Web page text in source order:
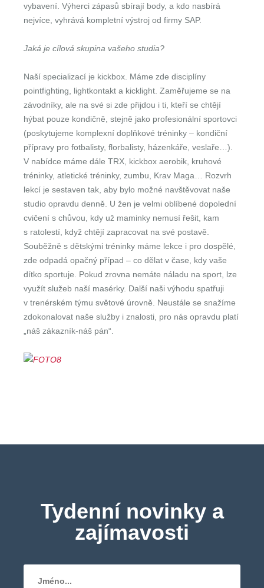
vybavení. Výherci zápasů sbírají body, a kdo nasbírá
nejvíce, vyhrává kompletní výstroj od firmy SAP.
Jaká je cílová skupina vašeho studia?
Naší specializací je kickbox. Máme zde disciplíny
pointfighting, lightkontakt a kicklight. Zaměřujeme se na
závodníky, ale na své si zde přijdou i ti, kteří se chtějí
hýbat pouze kondičně, stejně jako profesionální sportovci
(poskytujeme komplexní doplňkové tréninky – kondiční
přípravy pro fotbalisty, florbalisty, házenkáře, veslaře…).
V nabídce máme dále TRX, kickbox aerobik, kruhové
tréninky, atletické tréninky, zumbu, Krav Maga… Rozvrh
lekcí je sestaven tak, aby bylo možné navštěvovat naše
studio opravdu denně. U žen je velmi oblíbené dopolední
cvičení s chůvou, kdy už maminky nemusí řešit, kam
s ratolestí, když chtějí zapracovat na své postavě.
Souběžně s dětskými tréninky máme lekce i pro dospělé,
zde odpadá opačný případ – co dělat v čase, kdy vaše
dítko sportuje. Pokud zrovna nemáte náladu na sport, lze
využít služeb naší masérky. Další naši výhodu spatřuji
v trenérském týmu světové úrovně. Neustále se snažíme
zdokonalovat naše služby i znalosti, pro nás opravdu platí
„náš zákazník-náš pán“.
Tydenní novinky a
zajímavosti